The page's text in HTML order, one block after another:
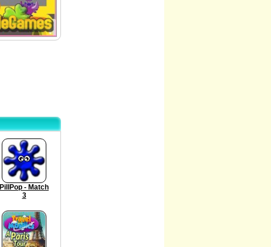
PillPop - Match
3